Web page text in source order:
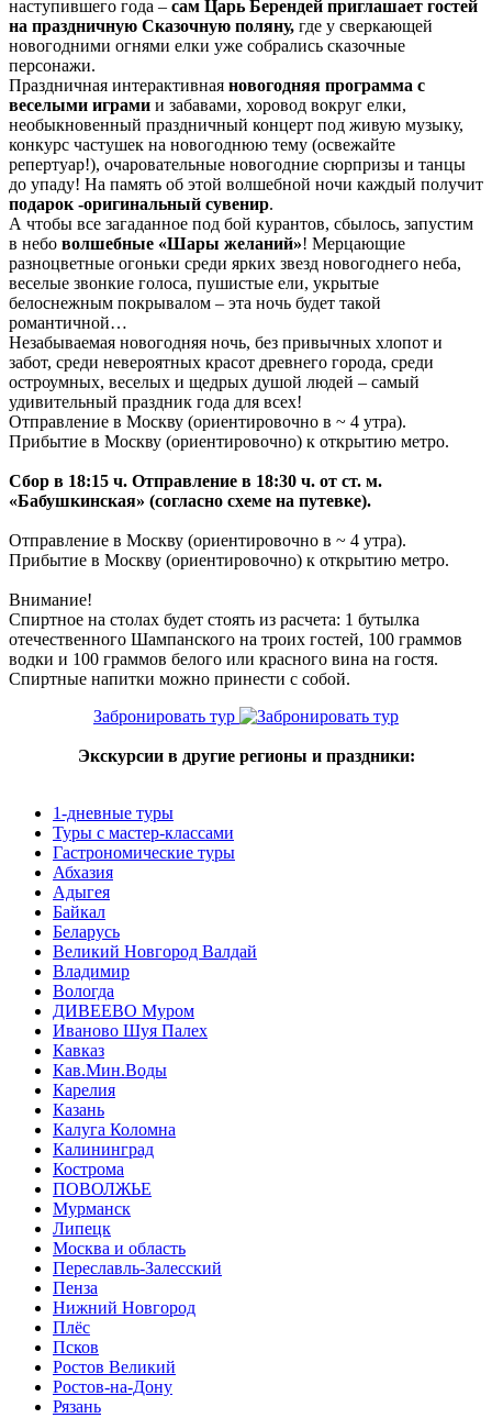
наступившего года – сам Царь Берендей приглашает гостей
на праздничную Сказочную поляну, где у сверкающей
новогодними огнями елки уже собрались сказочные
персонажи.
Праздничная интерактивная новогодняя программа с
веселыми играми и забавами, хоровод вокруг елки,
необыкновенный праздничный концерт под живую музыку,
конкурс частушек на новогоднюю тему (освежайте
репертуар!), очаровательные новогодние сюрпризы и танцы
до упаду! На память об этой волшебной ночи каждый получит
подарок -оригинальный сувенир.
А чтобы все загаданное под бой курантов, сбылось, запустим
в небо волшебные «Шары желаний»! Мерцающие
разноцветные огоньки среди ярких звезд новогоднего неба,
веселые звонкие голоса, пушистые ели, укрытые
белоснежным покрывалом – эта ночь будет такой
романтичной…
Незабываемая новогодняя ночь, без привычных хлопот и
забот, среди невероятных красот древнего города, среди
остроумных, веселых и щедрых душой людей – самый
удивительный праздник года для всех!
Отправление в Москву (ориентировочно в ~ 4 утра).
Прибытие в Москву (ориентировочно) к открытию метро.
Сбор в 18:15 ч. Отправление в 18:30 ч. от ст. м.
«Бабушкинская» (согласно схеме на путевке).
Отправление в Москву (ориентировочно в ~ 4 утра).
Прибытие в Москву (ориентировочно) к открытию метро.
Внимание!
Спиртное на столах будет стоять из расчета: 1 бутылка
отечественного Шампанского на троих гостей, 100 граммов
водки и 100 граммов белого или красного вина на гостя.
Спиртные напитки можно принести с собой.
Забронировать тур
Экскурсии в другие регионы и праздники:
1-дневные туры
Туры с мастер-классами
Гастрономические туры
Абхазия
Адыгея
Байкал
Беларусь
Великий Новгород Валдай
Владимир
Вологда
ДИВЕЕВО Муром
Иваново Шуя Палех
Кавказ
Кав.Мин.Воды
Карелия
Казань
Калуга Коломна
Калининград
Кострома
ПОВОЛЖЬЕ
Мурманск
Липецк
Москва и область
Переславль-Залесский
Пенза
Нижний Новгород
Плёс
Псков
Ростов Великий
Ростов-на-Дону
Рязань